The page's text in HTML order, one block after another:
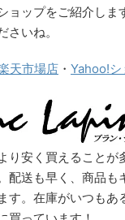
ョップをご紹介しま
さいね。
天市場店 ・ Yahoo!
り安く買えることが
配送も早く、商品も
す。在庫がいつもあ